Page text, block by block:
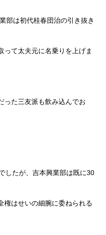
部は初代桂春団治の引き抜き
って太夫元に名乗りを上げま
った三友派も飲み込んでお
したが、吉本興業部は既に30
権はせいの細腕に委ねられる